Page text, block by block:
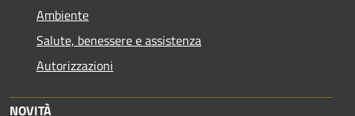
Ambiente
Salute, benessere e assistenza
Autorizzazioni
NOVITÀ